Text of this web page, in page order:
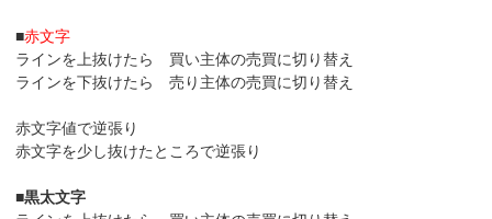
■赤文字
ラインを上抜けたら 買い主体の売買に切り替え
ラインを下抜けたら 売り主体の売買に切り替え
赤文字値で逆張り
赤文字を少し抜けたところで逆張り
■黒太文字